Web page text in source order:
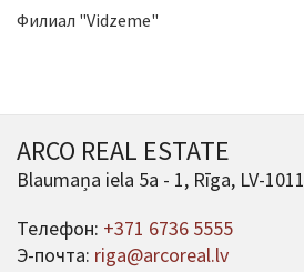
Филиал "Vidzeme"
ARCO REAL ESTATE
Blaumaņa iela 5a - 1, Rīga, LV-1011
Телефон: +371 6736 5555
Э-почта: riga@arcoreal.lv